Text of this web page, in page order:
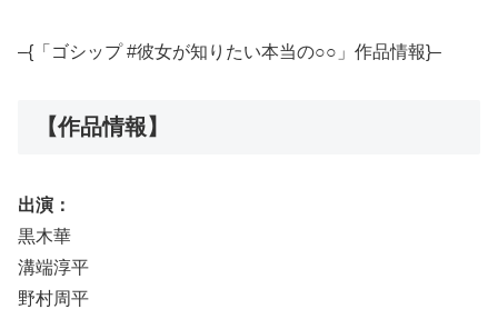
–{「ゴシップ #彼女が知りたい本当の○○」作品情報}–
【作品情報】
出演：
黒木華
溝端淳平
野村周平